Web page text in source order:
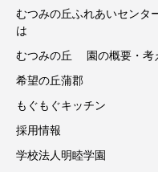
むつみの丘ふれあいセンタ
は
むつみの丘 園の概要・考
希望の丘蒲郡
もぐもぐキッチン
採用情報
学校法人明睦学園